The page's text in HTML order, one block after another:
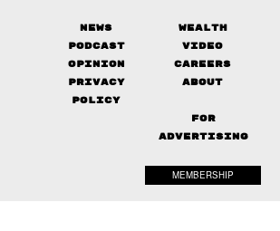
News Wealth
Podcast
Video
Opinion
Careers
Privacy
Policy
About
FOR
ADVERTISING
MEMBERSHIP